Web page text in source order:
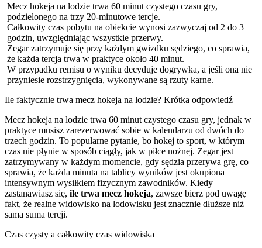
Mecz hokeja na lodzie trwa 60 minut czystego czasu gry,
podzielonego na trzy 20-minutowe tercje.
Całkowity czas pobytu na obiekcie wynosi zazwyczaj od 2 do 3
godzin, uwzględniając wszystkie przerwy.
Zegar zatrzymuje się przy każdym gwizdku sędziego, co sprawia,
że każda tercja trwa w praktyce około 40 minut.
W przypadku remisu o wyniku decyduje dogrywka, a jeśli ona nie
przyniesie rozstrzygnięcia, wykonywane są rzuty karne.
Ile faktycznie trwa mecz hokeja na lodzie? Krótka odpowiedź
Mecz hokeja na lodzie trwa 60 minut czystego czasu gry, jednak w
praktyce musisz zarezerwować sobie w kalendarzu od dwóch do
trzech godzin. To popularne pytanie, bo hokej to sport, w którym
czas nie płynie w sposób ciągły, jak w piłce nożnej. Zegar jest
zatrzymywany w każdym momencie, gdy sędzia przerywa grę, co
sprawia, że każda minuta na tablicy wyników jest okupiona
intensywnym wysiłkiem fizycznym zawodników. Kiedy
zastanawiasz się, ile trwa mecz hokeja, zawsze bierz pod uwagę
fakt, że realne widowisko na lodowisku jest znacznie dłuższe niż
sama suma tercji.
Czas czysty a całkowity czas widowiska